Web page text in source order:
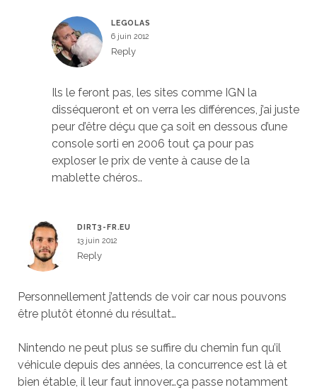
LEGOLAS
6 juin 2012
Reply
Ils le feront pas, les sites comme IGN la
disséqueront et on verra les différences, j’ai juste
peur d’être déçu que ça soit en dessous d’une
console sorti en 2006 tout ça pour pas
exploser le prix de vente à cause de la
mablette chéros..
DIRT3-FR.EU
13 juin 2012
Reply
Personnellement j’attends de voir car nous pouvons
être plutôt étonné du résultat…
Nintendo ne peut plus se suffire du chemin fun qu’il
véhicule depuis des années, la concurrence est là et
bien étable, il leur faut innover…ça passe notamment